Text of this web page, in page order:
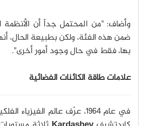
وأضاف: "من المحتمل جداً أن الأنظمة
ضمن هذه الفئة، ولكن بطبيعة الحال،
بها، فقط في حال وجود أمور أخرى".
علامات طاقة الكائنات الفضائية
في عام 1964، عرّف عالم